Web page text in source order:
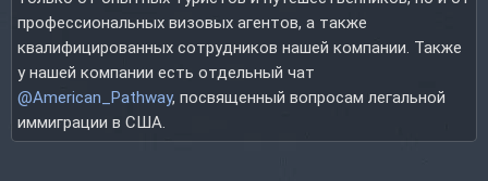
профессиональных визовых агентов, а также
квалифицированных сотрудников нашей компании. Также
у нашей компании есть отдельный чат
@American_Pathway, посвященный вопросам легальной
иммиграции в США.